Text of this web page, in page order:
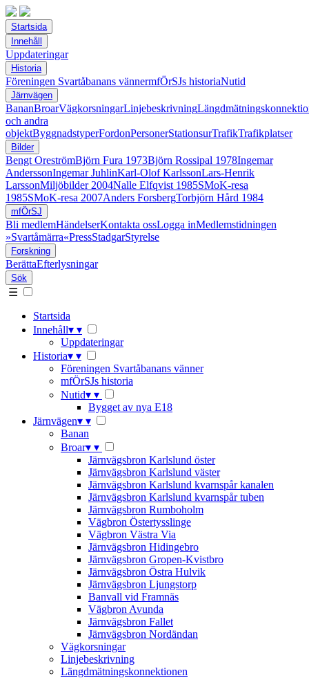
Startsida
Innehåll
Uppdateringar
Historia
Föreningen Svartåbanans vännermfÖrSJs historiaNutid
Järnvägen
BananBroarVägkorsningarLinjebeskrivning
och andra
objektByggnadstyperFordonPersonerStationsurTrafikTrafikplatser
Bilder
Bengt OreströmBjörn Fura 1973Björn Rossipal 1978Ingemar
AnderssonIngemar JuhlinKarl-Olof KarlssonLars-Henrik
LarssonMiljöbilder 2004Nalle Elfqvist 1985SMoK-resa
1985SMoK-resa 2007Anders ForsbergTorbjörn Hård 1984
mfÖrSJ
Bli medlemHändelserKontakta ossLogga inMedlemstidningen
»Svartåmärra«PressStadgarStyrelse
Forskning
BerättaEfterlysningar
Sök
☰
Startsida
Innehåll▾ ▾
Uppdateringar
Historia▾ ▾
Föreningen Svartåbanans vänner
mfÖrSJs historia
Nutid▾ ▾
Bygget av nya E18
Järnvägen▾ ▾
Banan
Broar▾ ▾
Järnvägsbron Karlslund öster
Järnvägsbron Karlslund väster
Järnvägsbron Karlslund kvarnspår kanalen
Järnvägsbron Karlslund kvarnspår tuben
Järnvägsbron Rumboholm
Vägbron Östertysslinge
Vägbron Västra Via
Järnvägsbron Hidingebro
Järnvägsbron Gropen-Kvistbro
Järnvägsbron Östra Hulvik
Järnvägsbron Ljungstorp
Banvall vid Framnäs
Vägbron Avunda
Järnvägsbron Fallet
Järnvägsbron Nordändan
Vägkorsningar
Linjebeskrivning
Längdmätningskonnektionen